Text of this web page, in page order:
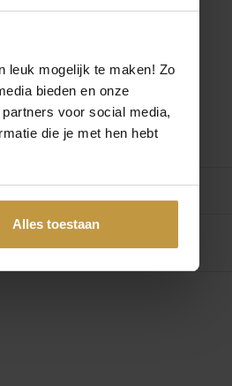
leuk mogelijk te maken! Zo
bieden en onze
voor social media,
die je met hen hebt
Alles toestaan